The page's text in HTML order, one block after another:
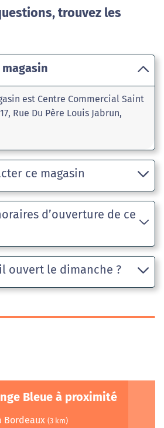
trouvez les
est Centre Commercial Saint
Rue Du Père Louis Jabrun,
ce magasin
d’ouverture de ce
ouvert le dimanche ?
Bleue à proximité
Bordeaux (3 km)